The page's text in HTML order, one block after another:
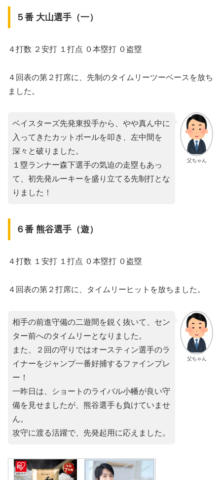
５番 大山選手（一）
４打数 ２安打 １打点 ０本塁打 ０盗塁
４回表の第２打席に、先制のタイムリーツーベースを放ち
ました。
父ちゃん
ベイスターズ先発東投手から、やや真ん中に
入ってきたカットボールを叩き、左中間を
深々と破りました。
１塁ランナー森下選手の気迫の走塁もあっ
て、初先発ルーキーを盛り立てる先制打とな
りました！
６番 熊谷選手（遊）
４打数 １安打 １打点 ０本塁打 ０盗塁
４回表の第２打席に、タイムリーヒットを放ちました。
父ちゃん
相手の前進守備の二遊間を鋭く抜いて、セン
ター前へのタイムリーとなりました。
また、２回の守りではオースティン選手のラ
イナーをジャンプ一番好捕するファインプレ
ー！
一昨日は、ショートのライバル小幡が良い守
備を見せましたが、熊谷選手も負けていませ
ん。
攻守に渡る活躍で、先発起用に応えました。